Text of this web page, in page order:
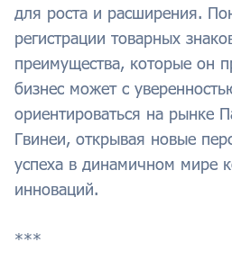
для роста и расширения.
регистрации товарных
преимущества, которые он
бизнес может с
ориентироваться на рынке
Гвинеи, открывая новые
успеха в динамичном мире
инноваций.
***